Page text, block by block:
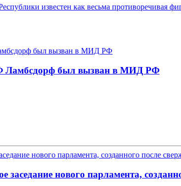
известен как весьма противоречивая
Ламбсдорф был вызван в МИД РФ
заседание нового парламента,